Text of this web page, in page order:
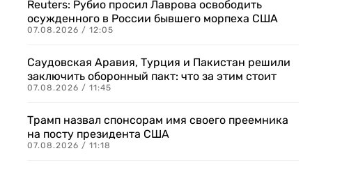
Reuters: Рубио просил Лаврова освободить
осужденного в России бывшего морпеха США
07.08.2026 / 12:05
Саудовская Аравия, Турция и Пакистан решили
заключить оборонный пакт: что за этим стоит
07.08.2026 / 11:45
Трамп назвал спонсорам имя своего преемника
на посту президента США
07.08.2026 / 11:18